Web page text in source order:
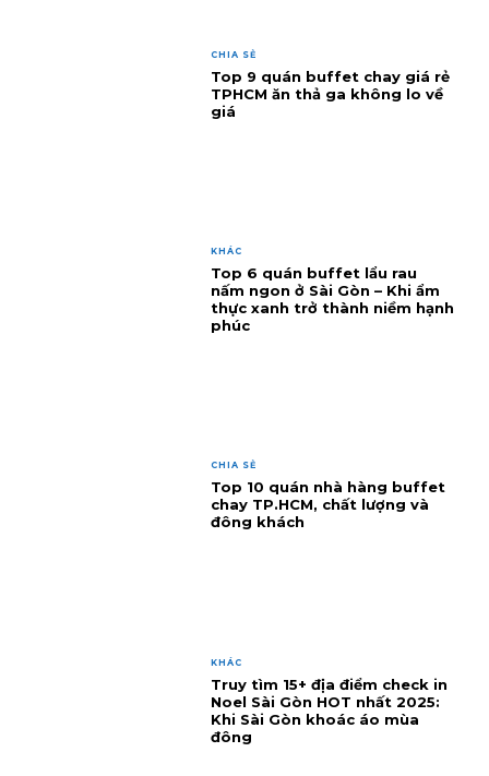
CHIA SẺ
Top 9 quán buffet chay giá rẻ
TPHCM ăn thả ga không lo về
giá
KHÁC
Top 6 quán buffet lẩu rau
nấm ngon ở Sài Gòn – Khi ẩm
thực xanh trở thành niềm hạnh
phúc
CHIA SẺ
Top 10 quán nhà hàng buffet
chay TP.HCM, chất lượng và
đông khách
KHÁC
Truy tìm 15+ địa điểm check in
Noel Sài Gòn HOT nhất 2025:
Khi Sài Gòn khoác áo mùa
đông